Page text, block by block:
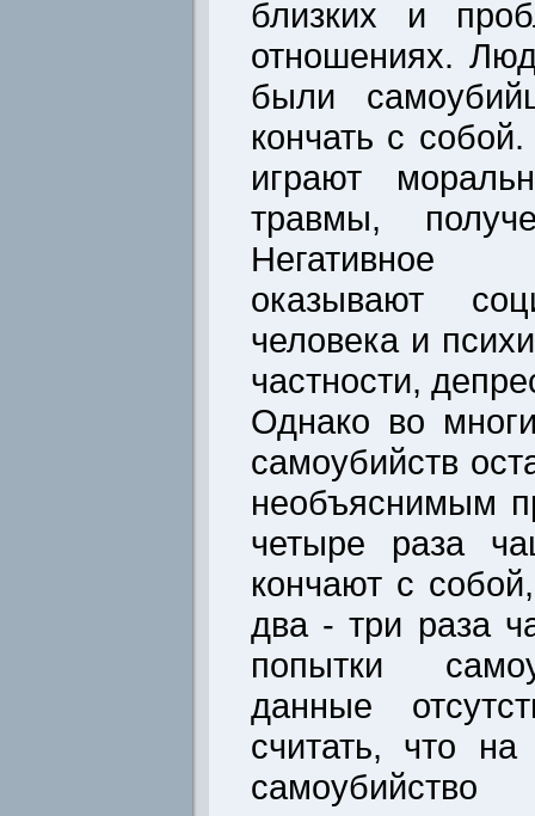
близких и
отношениях.
были
кончать с
играют
травмы,
Негативное
оказывают
человека и
частности,
Однако во
самоубийств
необъяснимым
четыре раза
кончают с
два - три раза
попытки
данные
считать, что